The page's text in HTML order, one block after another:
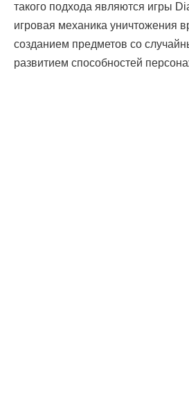
такого подхода являются игры
игровая механика уничтожения
созданием предметов со
развитием способностей